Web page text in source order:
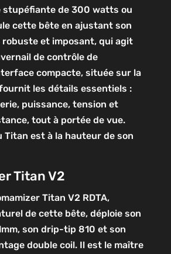
stupéfiante de 300 watts ou
cette bête en ajustant son
et imposant, qui agit
de contrôle de
compacte, située sur la
les détails essentiels :
puissance, tension et
tout à portée de vue.
Titan est à la hauteur de son
Titan V2
Titan V2 RDTA,
de cette bête, déploie son
son drip-tip 810 et son
double coil. Il est le maître